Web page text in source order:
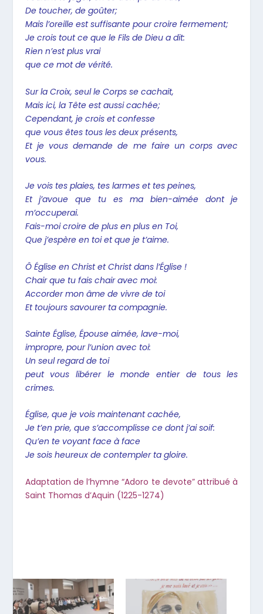
De toucher, de goûter;
Mais l’oreille est suffisante pour croire fermement;
Je crois tout ce que le Fils de Dieu a dit:
Rien n’est plus vrai
que ce mot de vérité.
Sur la Croix, seul le Corps se cachait,
Mais ici, la Tête est aussi cachée;
Cependant, je crois et confesse
que vous êtes tous les deux présents,
Et je vous demande de me faire un corps avec
vous.
Je vois tes plaies, tes larmes et tes peines,
Et j’avoue que tu es ma bien-aimée dont je
m’occuperai.
Fais-moi croire de plus en plus en Toi,
Que j’espère en toi et que je t’aime.
Ô Église en Christ et Christ dans l’Église !
Chair que tu fais chair avec moi:
Accorder mon âme de vivre de toi
Et toujours savourer ta compagnie.
Sainte Église, Épouse aimée, lave-moi,
impropre, pour l’union avec toi:
Un seul regard de toi
peut vous libérer le monde entier de tous les
crimes.
Église, que je vois maintenant cachée,
Je t’en prie, que s’accomplisse ce dont j’ai soif:
Qu’en te voyant face à face
Je sois heureux de contempler ta gloire.
Adaptation de l’hymne “Adoro te devote” attribué à
Saint Thomas d’Aquin (1225-1274)